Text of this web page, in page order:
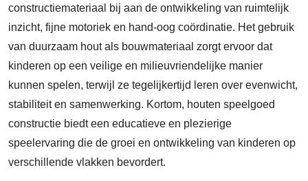
constructiemateriaal bij aan de ontwikkeling van ruimtelijk
inzicht, fijne motoriek en hand-oog coördinatie. Het gebruik
van duurzaam hout als bouwmateriaal zorgt ervoor dat
kinderen op een veilige en milieuvriendelijke manier
kunnen spelen, terwijl ze tegelijkertijd leren over evenwicht,
stabiliteit en samenwerking. Kortom, houten speelgoed
constructie biedt een educatieve en plezierige
speelervaring die de groei en ontwikkeling van kinderen op
verschillende vlakken bevordert.